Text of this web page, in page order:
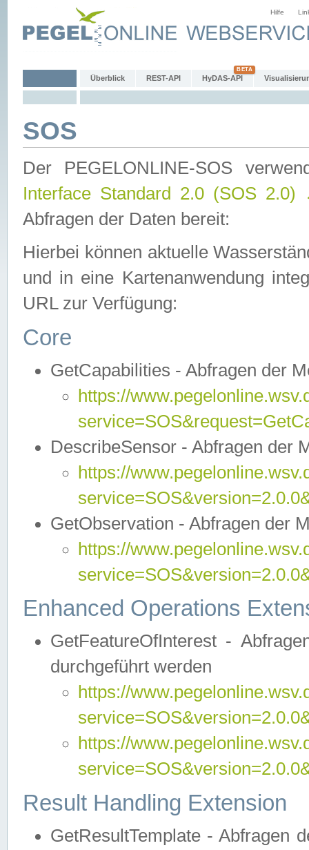
Hilfe
Überblick REST-API HyDAS-API
SOS
Der PEGELONLINE-SOS
Interface Standard 2.0 (SOS 2.0)
Abfragen der Daten bereit:
Hierbei können aktuelle
und in eine Kartenanwendung
URL zur Verfügung:
Core
GetCapabilities - Abfragen der
https://
DescribeSensor - Abfragen der
https://
GetObservation - Abfragen der
https://
Enhanced Operations
GetFeatureOfInterest -
durchgeführt werden
https://
https://
Result Handling Extension
GetResultTemplate - Abfragen